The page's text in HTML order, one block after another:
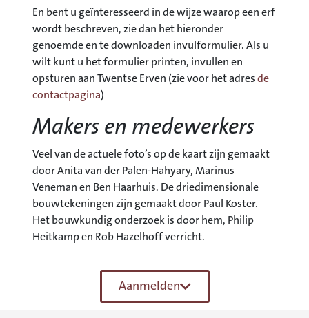
En bent u geïnteresseerd in de wijze waarop een erf
wordt beschreven, zie dan het hieronder
genoemde en te downloaden invulformulier. Als u
wilt kunt u het formulier printen, invullen en
opsturen aan Twentse Erven (zie voor het adresde
contactpagina)
Makers en medewerkers
Veel van de actuele foto’s op de kaart zijn gemaakt
door Anita van der Palen-Hahyary, Marinus
Veneman en Ben Haarhuis. De driedimensionale
bouwtekeningen zijn gemaakt door Paul Koster.
Het bouwkundig onderzoek is door hem, Philip
Heitkamp en Rob Hazelhoff verricht.
Aanmelden